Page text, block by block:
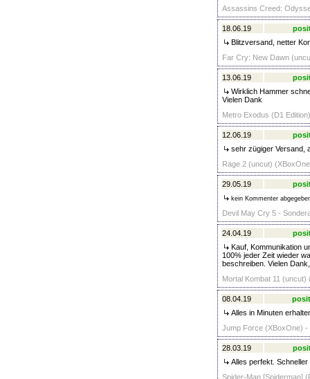
Assassins Creed:
18.06.19
Blitzversand, netter
Far Cry: New Dawn
13.06.19
Wirklich Hammer
Vielen Dank
Metro Exodus (D1
12.06.19
sehr zügiger Versand,
Rage 2 (uncut)
29.05.19
kein Kommenter
Devil May Cry 5 -
24.04.19
Kauf, Kommunikation
100% jeder Zeit wieder
beschreiben. Vielen
Mortal Kombat 11
08.04.19
Alles in Minuten
Jump Force (XBoxOne) -
28.03.19
Alles perfekt.
Spider-Man [Spiderman]